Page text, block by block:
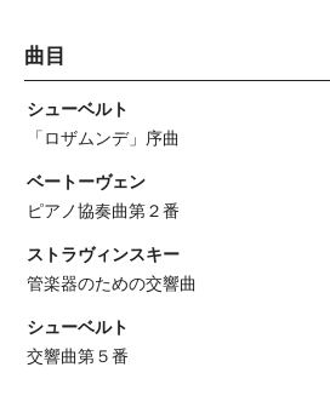
曲目
シューベルト
「ロザムンデ」序曲
ベートーヴェン
ピアノ協奏曲第２番
ストラヴィンスキー
管楽器のための交響曲
シューベルト
交響曲第５番